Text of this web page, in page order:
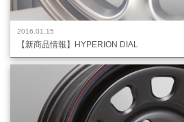
2016.01.15
【新商品情報】HYPERION DIAL